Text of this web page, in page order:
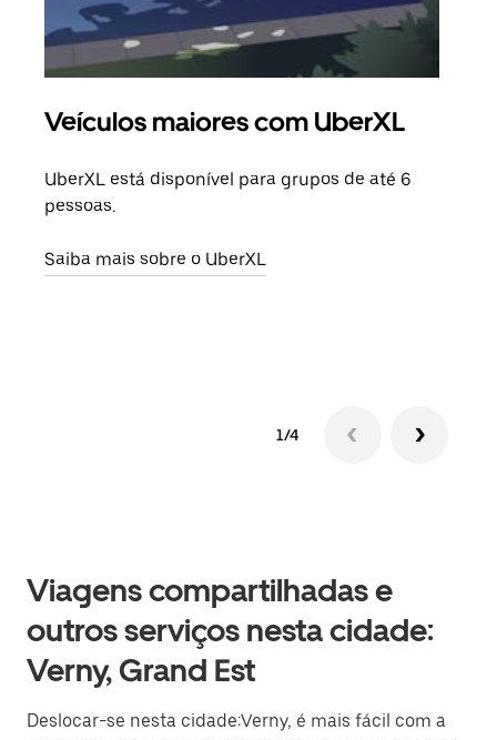
Veículos maiores com UberXL
UberXL está disponível para grupos de até 6
pessoas.
Saiba mais sobre o UberXL
1/4
Viagens compartilhadas e
outros serviços nesta cidade:
Verny, Grand Est
Deslocar-se nesta cidade:Verny, é mais fácil com a